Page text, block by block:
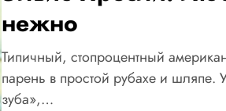
нежно
Типичный, стопроцентный
парень в простой рубахе и шляпе.
зуба»,…